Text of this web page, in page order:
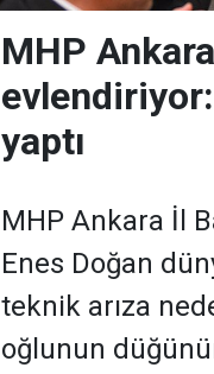
MHP
yaptı
MHP Ankara İl
Enes Doğan
teknik arıza
oğlunun